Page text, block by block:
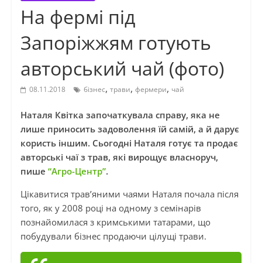
На фермі під
Запоріжжям готують
авторський чай (фото)
08.11.2018 бізнес, трави, фермери, чай
Наталя Квітка започаткувала справу, яка не
лише приносить задоволення їй самій, а й дарує
користь іншим. Сьогодні Наталя готує та продає
авторські чаї з трав, які вирощує власноруч,
пише “Агро-Центр”.
Цікавитися трав’яними чаями Наталя почала після
того, як у 2008 році на одному з семінарів
познайомилася з кримськими татарами, що
побудували бізнес продаючи цілущі трави.